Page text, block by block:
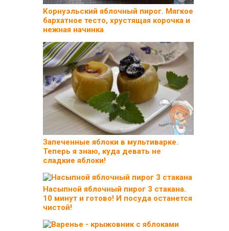
Корнуэльский яблочный пирог. Мягкое
бархатное тесто, хрустящая корочка и
нежная начинка
Запеченные яблоки в мультиварке.
Теперь я знаю, куда девать не
сладкие яблоки!
Насыпной яблочный пирог 3 стакана.
10 минут и готово! И посуда останется
чистой!